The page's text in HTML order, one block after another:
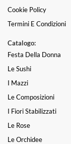
Cookie Policy
Termini E Condizioni
Catalogo:
Festa Della Donna
Le Sushi
I Mazzi
Le Composizioni
I Fiori Stabilizzati
Le Rose
Le Orchidee